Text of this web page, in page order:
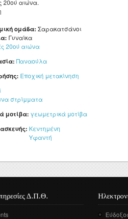
20ού αιώνα.
ομάδα: Σαρακατσάνοι
Γυναίκα
20ού αιώνα
Παναούλα
Εποχική μετακίνηση
στρίμματα
μοτίβα: γεωμετρικά μοτίβα
Κεντημένη
Υφαντή
Δ.Π.Θ.